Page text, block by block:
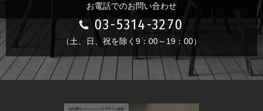
お電話でのお問い合わせ
03-5314-3270
（土、日、祝を除く9：00～19：00）